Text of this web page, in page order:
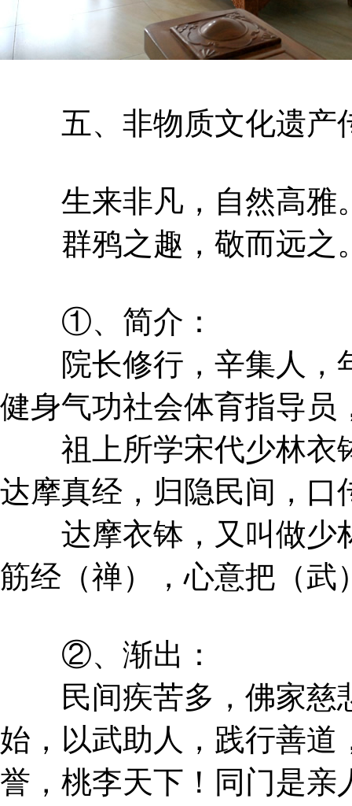
五、非物质文化遗产
生来非凡，自然高雅
群鸦之趣，敬而远之
①、简介：
院长修行，辛集人，
健身气功社会体育指导员
祖上所学宋代少林衣
达摩真经，归隐民间，口
达摩衣钵，又叫做少
筋经（禅），心意把（武
②、渐出：
民间疾苦多，佛家慈
始，以武助人，践行善道
誉，桃李天下！同门是亲